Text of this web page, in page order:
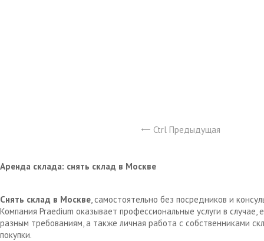
Ctrl Предыдущая
Аренда склада: снять склад в Москве
Снять склад в Москве, самостоятельно без посредников и
Компания Praedium оказывает профессиональные услуги в
разным требованиям, а также личная работа с собственниками
покупки.